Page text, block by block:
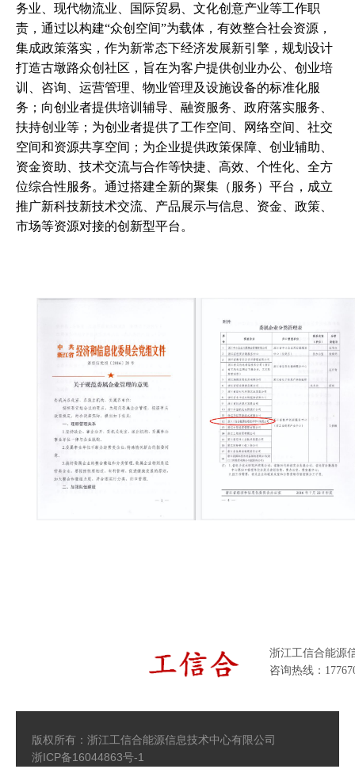
务业、现代物流业、国际贸易、文化创意产业等工作职
责，通过以构建“众创空间”为载体，有效整合社会资源，
集成政策落实，作为新常态下经济发展新引擎，规划设计
打造古墩路众创社区，旨在为客户提供创业办公、创业培
训、咨询、运营管理、物业管理及设施设备的标准化服
务；向创业者提供培训辅导、融资服务、政府落实服务、
扶持创业等；为创业者提供了工作空间、网络空间、社交
空间和资源共享空间；为企业提供政策保障、创业辅助、
资金资助、技术交流与合作等快捷、高效、个性化、全方
位综合性服务。通过搭建全新的聚集（服务）平台，成立
推广新科技新技术交流、产品展示与信息、资金、政策、
市场等资源对接的创新型平台。
浙江工信合能源
咨询热线：
版权所有：浙江工信合能源信息技术中心有限公司
浙ICP备16044863号-1